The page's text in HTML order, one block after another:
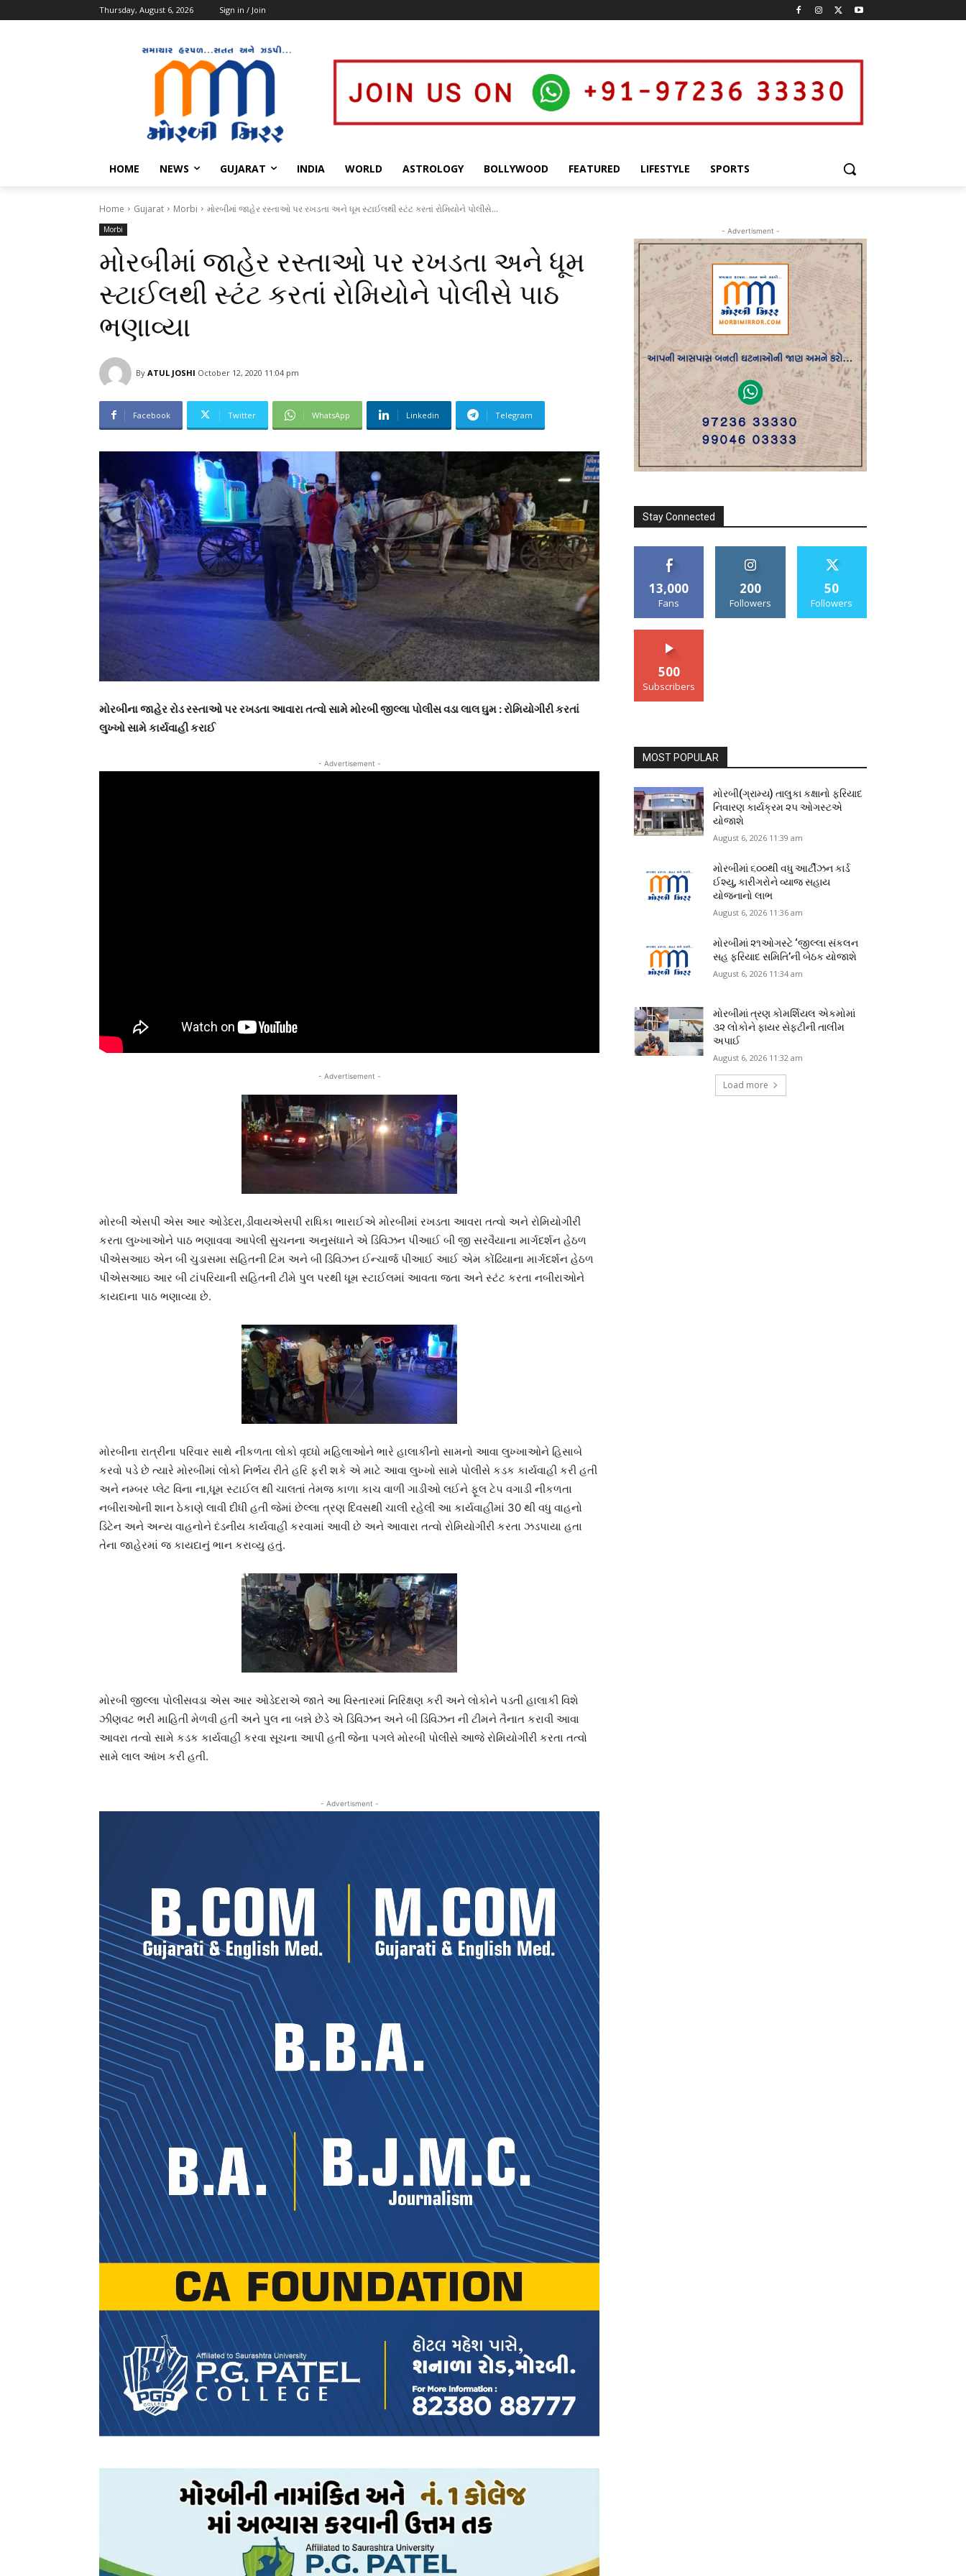
Thursday, August 6, 2026 Sign in / Join
HOME NEWS GUJARAT INDIA WORLD ASTROLOGY BOLLYWOOD FEATURED LIFESTYLE SPORTS
Home Gujarat Morbi મોરબીમાં જાહેર રસ્તાઓ પર રખડતા અને ધૂમ સ્ટાઈલથી સ્ટંટ કરતાં રોમિયોને પોલીસે...
Morbi
મોરબીમાં જાહેર રસ્તાઓ પર રખડતા અને ધૂમ
સ્ટાઈલથી સ્ટંટ કરતાં રોમિયોને પોલીસે પાઠ
ભણાવ્યા
By ATUL JOSHI October 12, 2020 11:04 pm
Facebook Twitter WhatsApp Linkedin Telegram
મોરબીના જાહેર રોડ રસ્તાઓ પર રખડતા આવારા તત્વો સામે મોરબી જીલ્લા પોલીસ વડા લાલ ઘુમ : રોમિયોગીરી કરતાં
લુખ્ખો સામે કાર્યવાહી કરાઈ
- Advertisement -
- Advertisement -
મોરબી એસપી એસ આર ઓડેદરા,ડીવાયએસપી રાધિકા ભારાઈએ મોરબીમાં રખડતા આવરા તત્વો અને રોમિયોગીરી
કરતા લુખ્ખાઓને પાઠ ભણાવવા આપેલી સુચનના અનુસંધાને એ ડિવિઝન પીઆઈ બી જી સરવૈયાના માર્ગદર્શન હેઠળ
પીએસઆઇ એન બી ચુડાસમા સહિતની ટિમ અને બી ડિવિઝન ઈન્ચાર્જ પીઆઈ આઈ એમ કોંઢિયાના માર્ગદર્શન હેઠળ
પીએસઆઇ આર બી ટાંપરિયાની સહિતની ટીમે પુલ પરથી ધૂમ સ્ટાઈલમાં આવતા જતા અને સ્ટંટ કરતા નબીરાઓને
કાયદાના પાઠ ભણાવ્યા છે.
મોરબીના રાત્રીના પરિવાર સાથે નીકળતા લોકો વૃધ્ધો મહિલાઓને ભારે હાલાકીનો સામનો આવા લુખ્ખાઓને હિસાબે
કરવો પડે છે ત્યારે મોરબીમાં લોકો નિર્ભય રીતે હરિ ફરી શકે એ માટે આવા લુખ્ખો સામે પોલીસે કડક કાર્યવાહી કરી હતી
અને નમ્બર પ્લેટ વિના ના,ધૂમ સ્ટાઈલ થી ચાલતાં તેમજ કાળા કાચ વાળી ગાડીઓ લઈને ફૂલ ટેપ વગાડી નીકળતા
નબીરાઓની શાન ઠેકાણે લાવી દીધી હતી જેમાં છેલ્લા ત્રણ દિવસથી ચાલી રહેલી આ કાર્યવાહીમાં 30 થી વધુ વાહનો
ડિટેન અને અન્ય વાહનોને દંડનીય કાર્યવાહી કરવામાં આવી છે અને આવારા તત્વો રોમિયોગીરી કરતા ઝડપાયા હતા
તેના જાહેરમાં જ કાયદાનું ભાન કરાવ્યુ હતું.
મોરબી જીલ્લા પોલીસવડા એસ આર ઓડેદરાએ જાતે આ વિસ્તારમાં નિરિક્ષણ કરી અને લોકોને પડતી હાલાકી વિશે
ઝીણવટ ભરી માહિતી મેળવી હતી અને પુલ ના બન્ને છેડે એ ડિવિઝન અને બી ડિવિઝન ની ટીમને તૈનાત કરાવી આવા
આવરા તત્વો સામે કડક કાર્યવાહી કરવા સૂચના આપી હતી જેના પગલે મોરબી પોલીસે આજે રોમિયોગીરી કરતા તત્વો
સામે લાલ આંખ કરી હતી.
- Advertisment -
- Advertisment -
Stay Connected
13,000
Fans
200
Followers
50
Followers
500
Subscribers
MOST POPULAR
મોરબી(ગ્રામ્ય) તાલુકા કક્ષાનો ફરિયાદ
નિવારણ કાર્યક્રમ ૨૫ ઓગસ્ટએ
યોજાશે
August 6, 2026 11:39 am
મોરબીમાં ૬૦૦થી વધુ આર્ટીઝન કાર્ડ
ઈશ્યુ, કારીગરોને વ્યાજ સહાય
યોજનાનો લાભ
August 6, 2026 11:36 am
મોરબીમાં ૨૧ઓગસ્ટે ‘જીલ્લા સંકલન
સહ ફરિયાદ સમિતિ’ની બેઠક યોજાશે
August 6, 2026 11:34 am
મોરબીમાં ત્રણ કોમર્શિયલ એકમોમાં
૩૨ લોકોને ફાયર સેફ્ટીની તાલીમ
અપાઈ
August 6, 2026 11:32 am
Load more